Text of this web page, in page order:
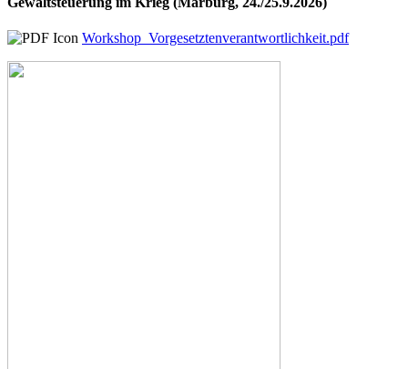
Workshop_Vorgesetztenverantwortlichkeit.pdf